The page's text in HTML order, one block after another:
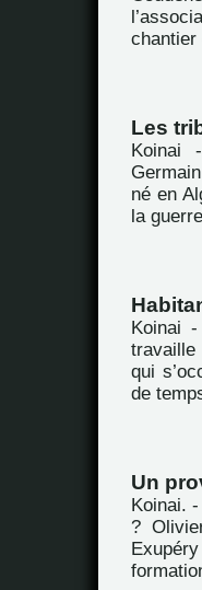
Les
Koinai
né en
la
Koinai
travaille
qui
de
Un
Koinai.
?